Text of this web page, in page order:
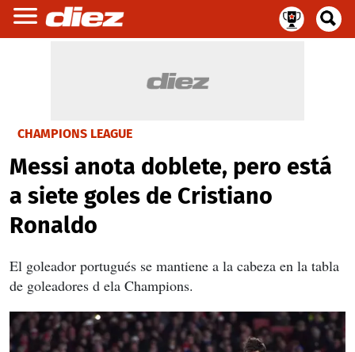
CHAMPIONS LEAGUE
Messi anota doblete, pero está
a siete goles de Cristiano
Ronaldo
El goleador portugués se mantiene a la cabeza en la tabla
de goleadores d ela Champions.